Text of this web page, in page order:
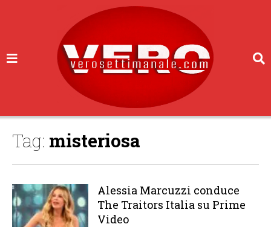
Tag: misteriosa
Alessia Marcuzzi conduce
The Traitors Italia su Prime
Video